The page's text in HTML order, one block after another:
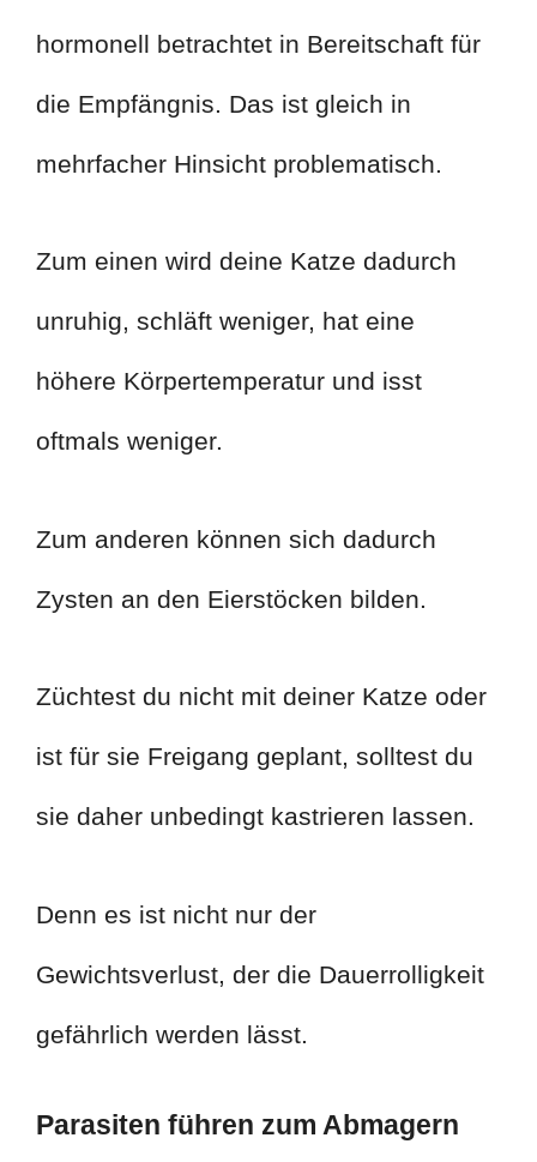
hormonell betrachtet in Bereitschaft für
die Empfängnis. Das ist gleich in
mehrfacher Hinsicht problematisch.
Zum einen wird deine Katze dadurch
unruhig, schläft weniger, hat eine
höhere Körpertemperatur und isst
oftmals weniger.
Zum anderen können sich dadurch
Zysten an den Eierstöcken bilden.
Züchtest du nicht mit deiner Katze oder
ist für sie Freigang geplant, solltest du
sie daher unbedingt kastrieren lassen.
Denn es ist nicht nur der
Gewichtsverlust, der die Dauerrolligkeit
gefährlich werden lässt.
Parasiten führen zum Abmagern